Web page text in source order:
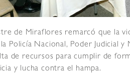
de Miraflores remarcó que la
Policía Nacional, Poder Judicial
de recursos para cumplir de
y lucha contra el hampa.